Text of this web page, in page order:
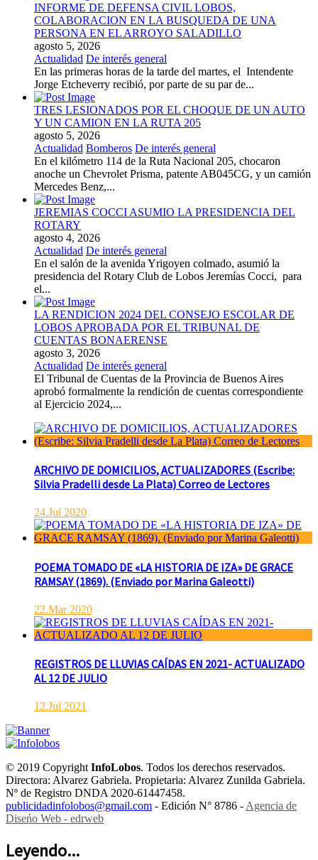
INFORME DE DEFENSA CIVIL LOBOS,
COLABORACION EN LA BUSQUEDA DE UNA
PERSONA EN EL ARROYO SALADILLO
agosto 5, 2026
Actualidad De interés general
En las primeras horas de la tarde del martes, el Intendente
Jorge Etcheverry recibió, por parte de su par de...
TRES LESIONADOS POR EL CHOQUE DE UN AUTO
Y UN CAMION EN LA RUTA 205
agosto 5, 2026
Actualidad Bomberos De interés general
En el kilómetro 114 de la Ruta Nacional 205, chocaron
anoche un Chevrolet Prisma, patente AB045CG, y un camión
Mercedes Benz,...
JEREMIAS COCCI ASUMIO LA PRESIDENCIA DEL
ROTARY
agosto 4, 2026
Actualidad De interés general
En el salón de la avenida Yrigoyen colmado, asumió la
presidencia del Rotary Club de Lobos Jeremías Cocci, para
el...
LA RENDICION 2024 DEL CONSEJO ESCOLAR DE
LOBOS APROBADA POR EL TRIBUNAL DE
CUENTAS BONAERENSE
agosto 3, 2026
Actualidad De interés general
El Tribunal de Cuentas de la Provincia de Buenos Aires
aprobó formalmente la rendición de cuentas correspondiente
al Ejercicio 2024,...
ARCHIVO DE DOMICILIOS, ACTUALIZADORES (Escribe:
Silvia Pradelli desde La Plata) Correo de Lectores
24.Jul 2020
POEMA TOMADO DE «LA HISTORIA DE IZA» DE GRACE
RAMSAY (1869). (Enviado por Marina Galeotti)
22.Mar 2020
REGISTROS DE LLUVIAS CAÍDAS EN 2021- ACTUALIZADO
AL 12 DE JULIO
12.Jul 2021
© 2019 CopyrightInfoLobos. Todos los derechos reservados.
Directora: Alvarez Gabriela. Propietaria: Alvarez Zunilda Gabriela.
Nº de Registro DNDA 2020-61447458.
publicidadinfolobos@gmail.com - Edición N° 8786 -Agencia de
Diseńo Web - edrweb
Leyendo...